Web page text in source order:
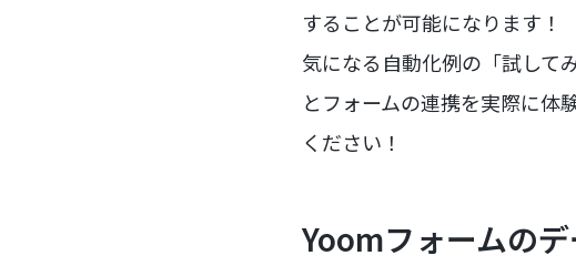
することが可能になります！
気になる自動化例の「試して
とフォームの連携を実際に体
ください！
Yoomフォームの